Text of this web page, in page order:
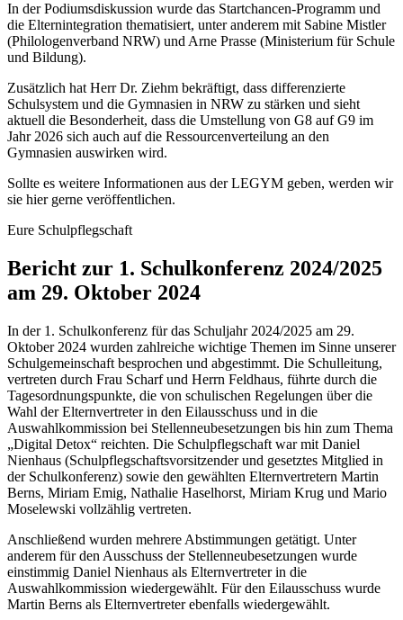
In der Podiumsdiskussion wurde das Startchancen-Programm und
die Elternintegration thematisiert, unter anderem mit Sabine Mistler
(Philologenverband NRW) und Arne Prasse (Ministerium für Schule
und Bildung).
Zusätzlich hat Herr Dr. Ziehm bekräftigt, dass differenzierte
Schulsystem und die Gymnasien in NRW zu stärken und sieht
aktuell die Besonderheit, dass die Umstellung von G8 auf G9 im
Jahr 2026 sich auch auf die Ressourcenverteilung an den
Gymnasien auswirken wird.
Sollte es weitere Informationen aus der LEGYM geben, werden wir
sie hier gerne veröffentlichen.
Eure Schulpflegschaft
Bericht zur 1. Schulkonferenz 2024/2025
am 29. Oktober 2024
In der 1. Schulkonferenz für das Schuljahr 2024/2025 am 29.
Oktober 2024 wurden zahlreiche wichtige Themen im Sinne unserer
Schulgemeinschaft besprochen und abgestimmt. Die Schulleitung,
vertreten durch Frau Scharf und Herrn Feldhaus, führte durch die
Tagesordnungspunkte, die von schulischen Regelungen über die
Wahl der Elternvertreter in den Eilausschuss und in die
Auswahlkommission bei Stellenneubesetzungen bis hin zum Thema
„Digital Detox“ reichten. Die Schulpflegschaft war mit Daniel
Nienhaus (Schulpflegschaftsvorsitzender und gesetztes Mitglied in
der Schulkonferenz) sowie den gewählten Elternvertretern Martin
Berns, Miriam Emig, Nathalie Haselhorst, Miriam Krug und Mario
Moselewski vollzählig vertreten.
Anschließend wurden mehrere Abstimmungen getätigt. Unter
anderem für den Ausschuss der Stellenneubesetzungen wurde
einstimmig Daniel Nienhaus als Elternvertreter in die
Auswahlkommission wiedergewählt. Für den Eilausschuss wurde
Martin Berns als Elternvertreter ebenfalls wiedergewählt.